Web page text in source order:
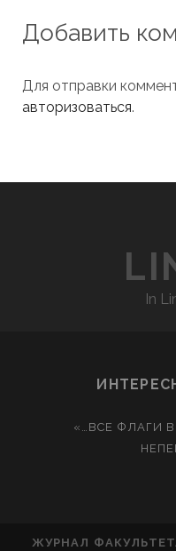
Добавить
Для отправки
авторизоваться.
In
«…ВСЕ ФЛАГИ
ЖУРНАЛ